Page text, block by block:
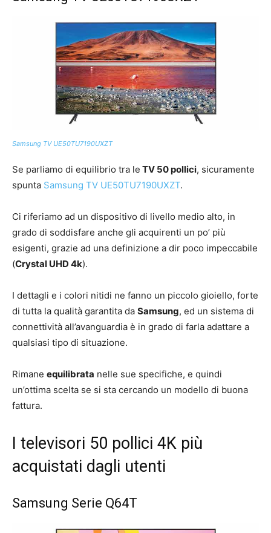
Samsung TV UE50TU7190UXZT
Se parliamo di equilibrio tra le TV 50 pollici, sicuramente
spunta Samsung TV UE50TU7190UXZT.
Ci riferiamo ad un dispositivo di livello medio alto, in
grado di soddisfare anche gli acquirenti un po’ più
esigenti, grazie ad una definizione a dir poco impeccabile
(Crystal UHD 4k).
I dettagli e i colori nitidi ne fanno un piccolo gioiello, forte
di tutta la qualità garantita da Samsung, ed un sistema di
connettività all’avanguardia è in grado di farla adattare a
qualsiasi tipo di situazione.
Rimane equilibrata nelle sue specifiche, e quindi
un’ottima scelta se si sta cercando un modello di buona
fattura.
I televisori 50 pollici 4K più
acquistati dagli utenti
Samsung Serie Q64T